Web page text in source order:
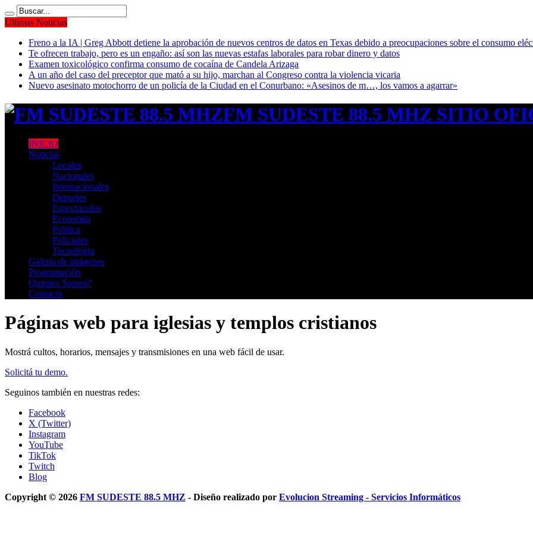
Ultimas Noticias
Freno a la IA | Greg Abbott detiene la aprobación de nuevos centros de datos en Texas debido a preocupaciones sobre el consumo
Te ofrecen trabajo, pero es un engaño: así son las nuevas estafas laborales para robar dinero y datos
Examen toxicológico confirma consumo de cocaína de Candela Arizaga
A un año del caso del preceptor que mató a su hijo, marchan al Congreso contra la violencia vicaria
Nuevo asesinato motochorro de un policía de la Ciudad en el Conurbano: «Asesinos de m…, los vamos a agarrar»
FM SUDESTE 88.5 MHZ SITIO
INICIO
Noticias
Locales
Nacionales
Internacionales
Deportes
Espectaculos
Economia
Politica
Policiales
Tecnologia
Galería de imágenes
Programación
Quienes Somos?
Contacto
Páginas web para iglesias y templos cristianos
Mostrá cultos, horarios, mensajes y transmisiones en una web fácil de usar.
Solicitá tu demo.
Seguinos también en nuestras redes:
Facebook
X (Twitter)
Instagram
YouTube
TikTok
Twitch
Blog
Copyright © 2026 FM SUDESTE 88.5 MHZ - Diseño realizado por Evolucion Streaming - Servicios Informáticos